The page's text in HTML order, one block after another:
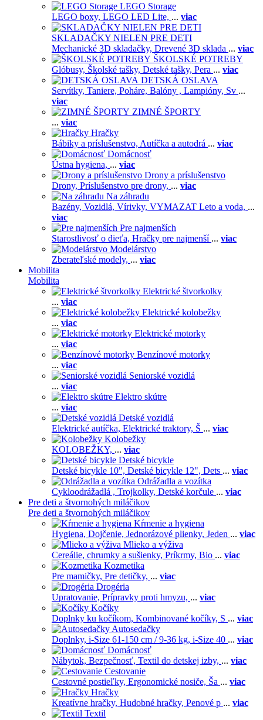
LEGO Storage
LEGO boxy, LEGO LED Lite, ... viac
SKLADAČKY NIELEN PRE DETI
Mechanické 3D skladačky, Drevené 3D sklada ... viac
ŠKOLSKÉ POTREBY
Glóbusy, Školské tašky, Detské tašky, Pera ... viac
DETSKÁ OSLAVA
Servítky, Taniere, Poháre, Balóny , Lampióny, Sv ...
viac
ZIMNÉ ŠPORTY
... viac
Hračky
Bábiky a príslušenstvo, Autíčka a autodrá ... viac
Domácnosť
Ústna hygiena, ... viac
Drony a príslušenstvo
Drony, Príslušenstvo pre drony, ... viac
Na záhradu
Bazény, Vozidlá, Vírivky, VYMAZAT Leto a voda, ...
viac
Pre najmenších
Starostlivosť o dieťa, Hračky pre najmenší ... viac
Modelárstvo
Zberateľské modely, ... viac
Mobilita
Mobilita
Elektrické štvorkolky
... viac
Elektrické kolobežky
... viac
Elektrické motorky
... viac
Benzínové motorky
... viac
Seniorské vozidlá
... viac
Elektro skútre
... viac
Detské vozidlá
Elektrické autíčka, Elektrické traktory, Š ... viac
Kolobežky
KOLOBEŽKY, ... viac
Detské bicykle
Detské bicykle 10", Detské bicykle 12", Dets ... viac
Odrážadla a vozítka
Cykloodrážadlá , Trojkolky, Detské korčule ... viac
Pre deti a štvornohých miláčikov
Pre deti a štvornohých miláčikov
Kŕmenie a hygiena
Hygiena, Dojčenie, Jednorázové plienky, Jeden ... viac
Mlieko a výživa
Cereálie, chrumky a sušienky, Príkrmy, Bio ... viac
Kozmetika
Pre mamičky, Pre detičky, ... viac
Drogéria
Upratovanie, Prípravky proti hmyzu, ... viac
Kočíky
Doplnky ku kočíkom, Kombinované kočíky, S ... viac
Autosedačky
Doplnky, i-Size 61-150 cm / 9-36 kg, i-Size 40 ... viac
Domácnosť
Nábytok, Bezpečnosť, Textil do detskej izby, ... viac
Cestovanie
Cestovné postieľky, Ergonomické nosiče, Ša ... viac
Hračky
Kreatívne hračky, Hudobné hračky, Penové p ... viac
Textil